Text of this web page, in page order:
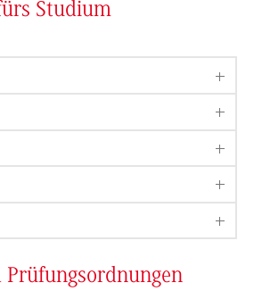
Studium
Prüfungsordnungen